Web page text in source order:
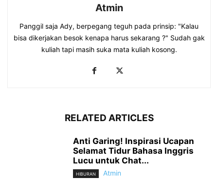
Atmin
Panggil saja Ady, berpegang teguh pada prinsip: "Kalau
bisa dikerjakan besok kenapa harus sekarang ?" Sudah gak
kuliah tapi masih suka mata kuliah kosong.
RELATED ARTICLES
Anti Garing! Inspirasi Ucapan
Selamat Tidur Bahasa Inggris
Lucu untuk Chat...
HIBURAN Atmin